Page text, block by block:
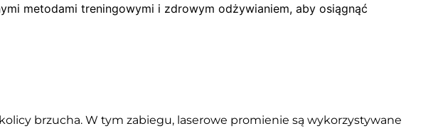
metodami treningowymi i zdrowym odżywianiem, aby osiągnąć
brzucha. W tym zabiegu, laserowe promienie są wykorzystywane